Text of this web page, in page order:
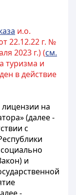
и.о.
22.12.22 г. №
2023 г.) (см.
туризма и
в действие
лицензии на
(далее -
с
и